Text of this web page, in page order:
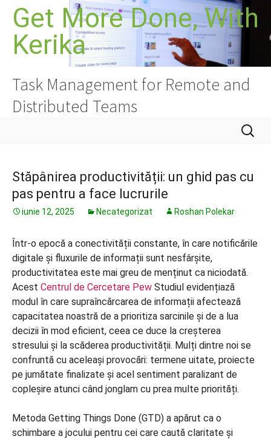
conținut
Get More Done, With
Kerika
Task Management for Remote and
Distributed Teams
Caută
după:
Stăpânirea productivității: un ghid pas cu
pas pentru a face lucrurile
iunie 12, 2025 Necategorizat Roshan Polekar
Într-o epocă a conectivității constante, în care notificările
digitale și fluxurile de informații sunt nesfârșite,
productivitatea este mai greu de menținut ca niciodată.
Acest Centrul de Cercetare Pew Studiul evidențiază
modul în care supraîncărcarea de informații afectează
capacitatea noastră de a prioritiza sarcinile și de a lua
decizii în mod eficient, ceea ce duce la creșterea
stresului și la scăderea productivității. Mulți dintre noi se
confruntă cu aceleași provocări: termene uitate, proiecte
pe jumătate finalizate și acel sentiment paralizant de
copleșire atunci când jonglam cu prea multe priorități.
Metoda Getting Things Done (GTD) a apărut ca o
schimbare a jocului pentru cei care caută claritate și